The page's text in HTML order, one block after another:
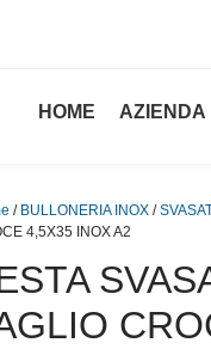
HOME AZIENDA
/ BULLONERIA INOX /
4,5X35 INOX A2